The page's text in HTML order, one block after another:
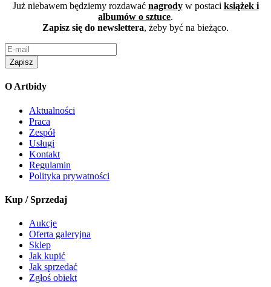
Już niebawem będziemy rozdawać nagrodyw postaci książek i
albumów o sztuce.
Zapisz się do newslettera, żeby być na bieżąco.
Zapisz
O Artbidy
Aktualności
Praca
Zespół
Usługi
Kontakt
Regulamin
Polityka prywatności
Kup / Sprzedaj
Aukcje
Oferta galeryjna
Sklep
Jak kupić
Jak sprzedać
Zgłoś obiekt